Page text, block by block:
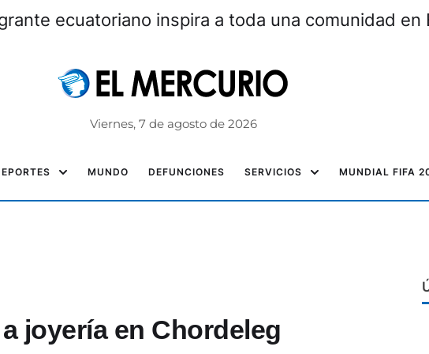
ecuatoriano inspira a toda una comunidad en
Viernes, 7 de agosto de 2026
MUNDO DEFUNCIONES SERVICIOS MUNDIAL FIFA
joyería en Chordeleg